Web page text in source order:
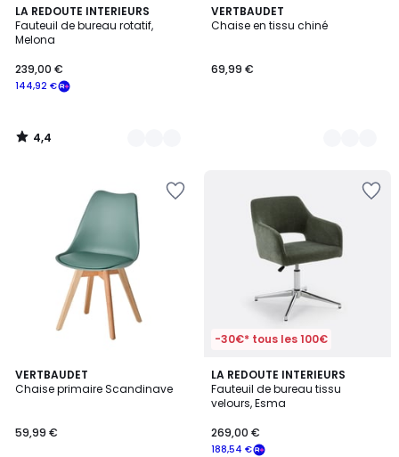
LA REDOUTE INTERIEURS
Fauteuil de bureau rotatif,
Melona
144,92 €
239,00 €
4,4
/ 5
4
Couleurs
4,4
/
VERTBAUDET
Chaise en tissu chiné
69,99 €
2
Couleurs
VERTBAUDET
Chaise primaire Scandinave
59,99 €
5
/
3
Couleurs
-30€* tous les 100€
LA REDOUTE INTERIEURS
Fauteuil de bureau tissu
velours, Esma
188,54 €
269,00 €
4,3
/ 5
2
Couleurs